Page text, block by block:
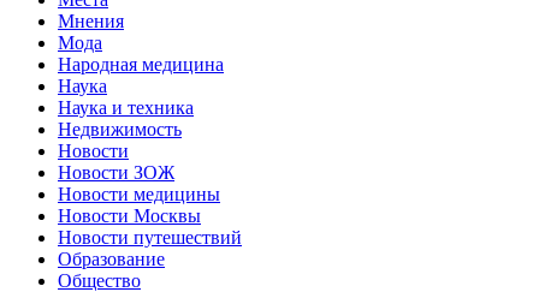
Мнения
Мода
Народная медицина
Наука
Наука и техника
Недвижимость
Новости
Новости ЗОЖ
Новости медицины
Новости Москвы
Новости путешествий
Образование
Общество